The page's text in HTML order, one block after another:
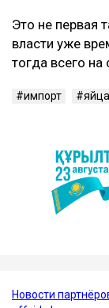
Это не первая
власти уже
тогда всего на
импорт яйца